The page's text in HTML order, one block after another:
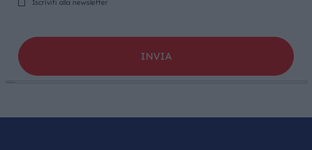
Iscriviti alla newsletter